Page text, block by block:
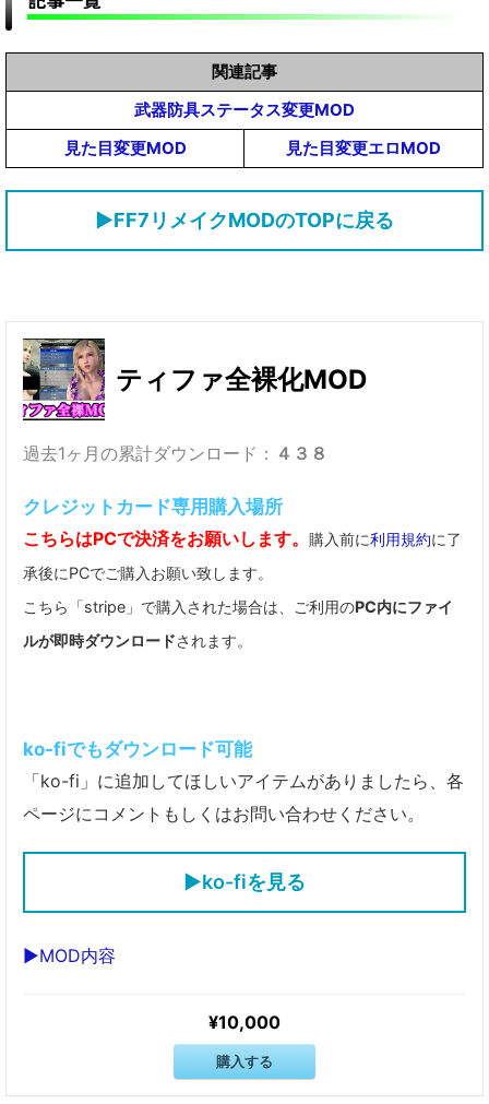
関連記事
武器防具ステータス変更MOD
見た目変更MOD
見た目変更エロMOD
▶FF7リメイクMODのTOPに戻る
ティファ全裸化MOD
過去1ヶ月の累計ダウンロード： ４３８
クレジットカード専用購入場所
こちらはPCで決済をお願いします。 購入前に利用規約に了
承後にPCでご購入お願い致します。
こちら「stripe」で購入された場合は、ご利用のPC内にファイ
ルが即時ダウンロードされます。
ko-fiでもダウンロード可能
「ko-fi」に追加してほしいアイテムがありましたら、各
ページにコメントもしくはお問い合わせください。
▶ko-fiを見る
▶MOD内容
¥10,000
購入する